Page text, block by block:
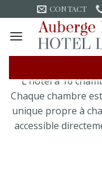
to
content
CONTACT
Une délicieuse
L’hôtel a 16
Chaque chambre
unique propre à
accessible